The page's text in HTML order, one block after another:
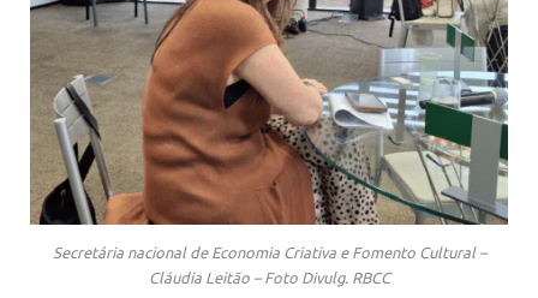
Secretária nacional de Economia Criativa e Fomento Cultural –
Cláudia Leitão – Foto Divulg. RBCC